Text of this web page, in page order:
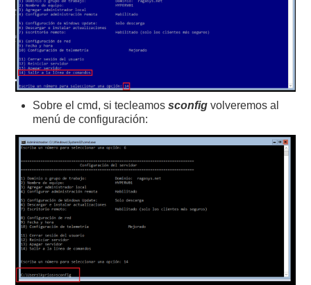
Sobre el cmd, si tecleamossconfigvolveremos al
menú de configuración: